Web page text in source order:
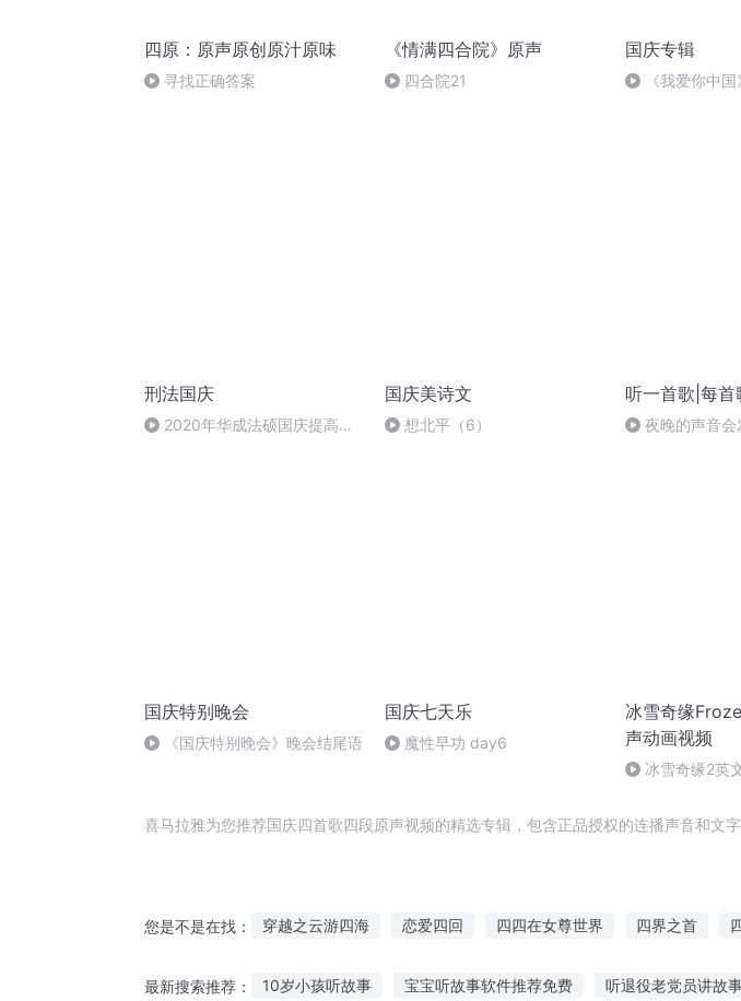
四原：原声原创原汁原味
寻找正确答案
《情满四合院》原声
四合院21
国庆专辑
《我爱你中国
刑法国庆
2020年华成法硕国庆提高班
国庆美诗文
想北平（6）
听一首歌|每首
夜晚的声音会
国庆特别晚会
《国庆特别晚会》晚会结尾语
国庆七天乐
魔性早功 day6
冰雪奇缘
声动画视频
冰雪奇缘2英
喜马拉雅为您推荐国庆四首歌四段原声视频的精选专辑，包含正品授权的连播声音和文
您是不是在找： 穿越之云游四海 恋爱四回 四四在女尊世界 四界之首
最新搜索推荐： 10岁小孩听故事 宝宝听故事软件推荐免费 听退役老党员讲故